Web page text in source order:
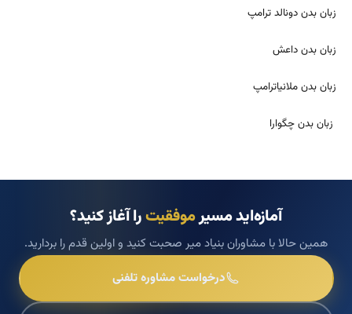
زبان بدن دونالد ترامپ
زبان بدن داعش
زبان بدن ملانیاترامپ
زبان بدن چگوارا
آمازه‌اید مسیرموفقیترا آغاز کنید؟
همین حالا با مشاوران بنیاد میر صحبت کنید و اولین قدم را بردارید.
درخواست مشاوره تلفنی